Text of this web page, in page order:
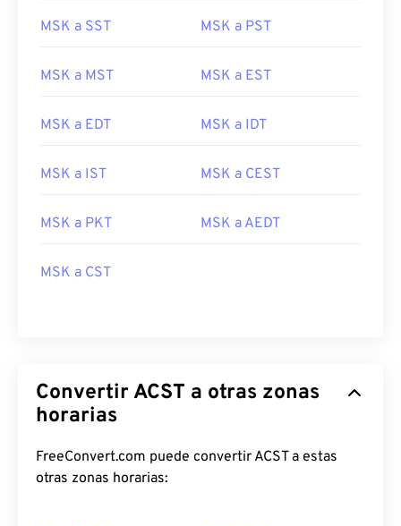
MSK a SST MSK a PST
MSK a MST MSK a EST
MSK a EDT MSK a IDT
MSK a IST MSK a CEST
MSK a PKT MSK a AEDT
MSK a CST
Convertir ACST a otras zonas
horarias
FreeConvert.com puede convertir ACST a estas
otras zonas horarias: